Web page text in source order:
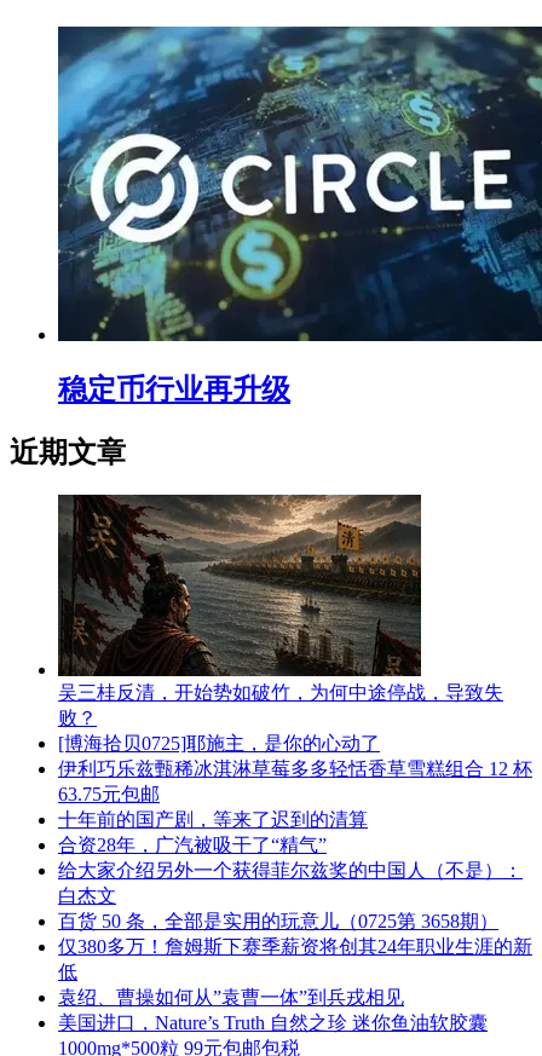
稳定币行业再升级
近期文章
吴三桂反清，开始势如破竹，为何中途停战，导致失
败？
[博海拾贝0725]耶施主，是你的心动了
伊利巧乐兹甄稀冰淇淋草莓多多轻恬香草雪糕组合 12 杯
63.75元包邮
十年前的国产剧，等来了迟到的清算
合资28年，广汽被吸干了“精气”
给大家介绍另外一个获得菲尔兹奖的中国人（不是）：
白杰文
百货 50 条，全部是实用的玩意儿（0725第 3658期）
仅380多万！詹姆斯下赛季薪资将创其24年职业生涯的新
低
袁绍、曹操如何从”袁曹一体”到兵戎相见
美国进口，Nature’s Truth 自然之珍 迷你鱼油软胶囊
1000mg*500粒 99元包邮包税